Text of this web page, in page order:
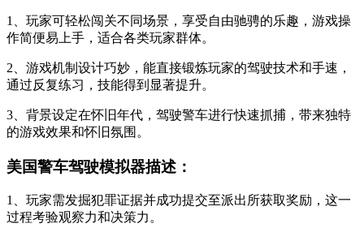
1、玩家可轻松闯关不同场景，享受自由驰骋的乐趣，游戏操
作简便易上手，适合各类玩家群体。
2、游戏机制设计巧妙，能直接锻炼玩家的驾驶技术和手速，
通过反复练习，技能得到显著提升。
3、背景设定在怀旧年代，驾驶警车进行快速抓捕，带来独特
的游戏效果和怀旧氛围。
美国警车驾驶模拟器描述：
1、玩家需发掘犯罪证据并成功提交至派出所获取奖励，这一
过程考验观察力和决策力。